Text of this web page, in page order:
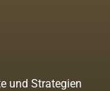
und Strategien